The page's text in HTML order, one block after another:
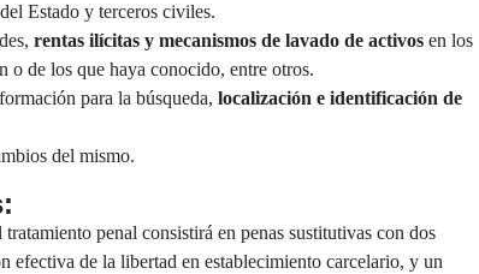
Estado y terceros civiles.
rentas ilícitas y mecanismos de lavado de activos en los
o de los que haya conocido, entre otros.
para la búsqueda, localización e identificación de
del mismo.
tratamiento penal consistirá en penas sustitutivas con dos
efectiva de la libertad en establecimiento carcelario, y un